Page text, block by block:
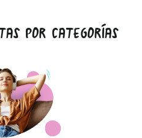
POR CATEGORÍAS